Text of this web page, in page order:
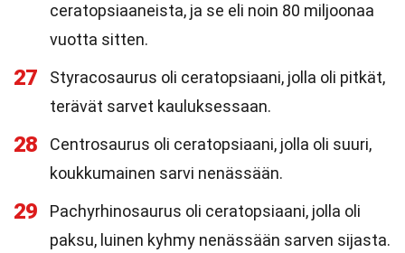
ceratopsiaaneista, ja se eli noin 80 miljoonaa
vuotta sitten.
27
Styracosaurus oli ceratopsiaani, jolla oli pitkät,
terävät sarvet kauluksessaan.
28
Centrosaurus oli ceratopsiaani, jolla oli suuri,
koukkumainen sarvi nenässään.
29
Pachyrhinosaurus oli ceratopsiaani, jolla oli
paksu, luinen kyhmy nenässään sarven sijasta.